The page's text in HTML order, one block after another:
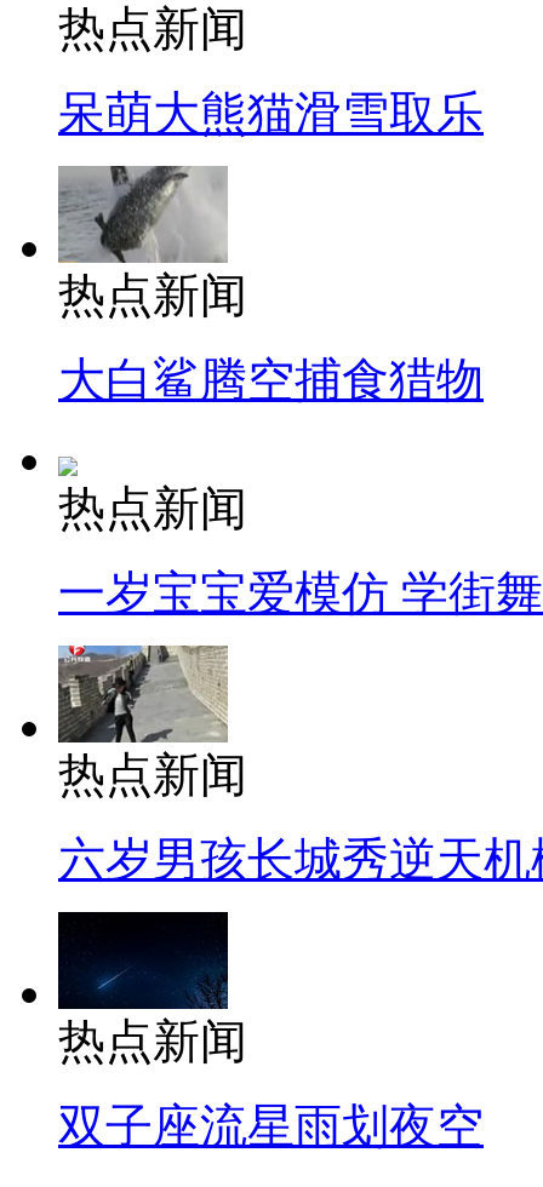
热点新闻
呆萌大熊猫滑雪取乐
热点新闻
大白鲨腾空捕食猎物
热点新闻
一岁宝宝爱模仿 学街
热点新闻
六岁男孩长城秀逆天机
热点新闻
双子座流星雨划夜空